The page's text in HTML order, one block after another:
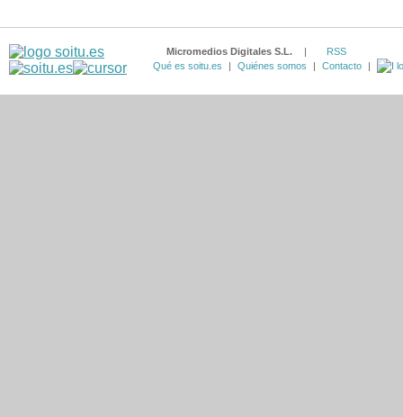
Micromedios Digitales S.L. |
RSS
Qué es soitu.es
| Quiénes somos | Contacto |